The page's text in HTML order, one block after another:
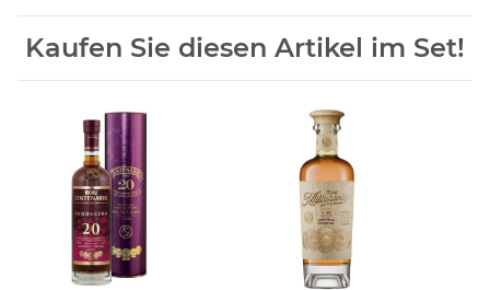
Kaufen Sie diesen Artikel im Set!